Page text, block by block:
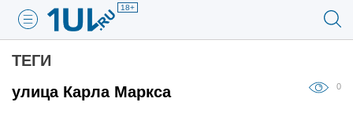
18+
ТЕГИ
улица Карла Маркса
0